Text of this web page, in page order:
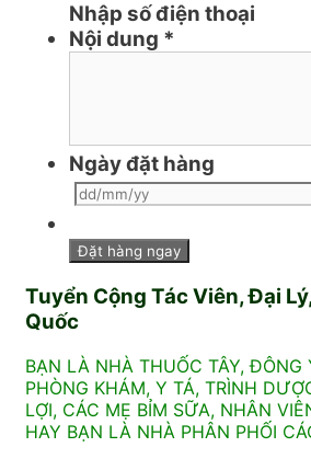
Nhập số điện thoại
Nội dung *
Ngày đặt hàng
Tuyển Cộng Tác Viên, Đại
Quốc
BẠN LÀ NHÀ THUỐC TÂY, ĐÔNG
PHÒNG KHÁM, Y TÁ, TRÌNH
LỢI, CÁC MẸ BỈM SỮA, NHÂN
HAY BẠN LÀ NHÀ PHÂN PHỐI